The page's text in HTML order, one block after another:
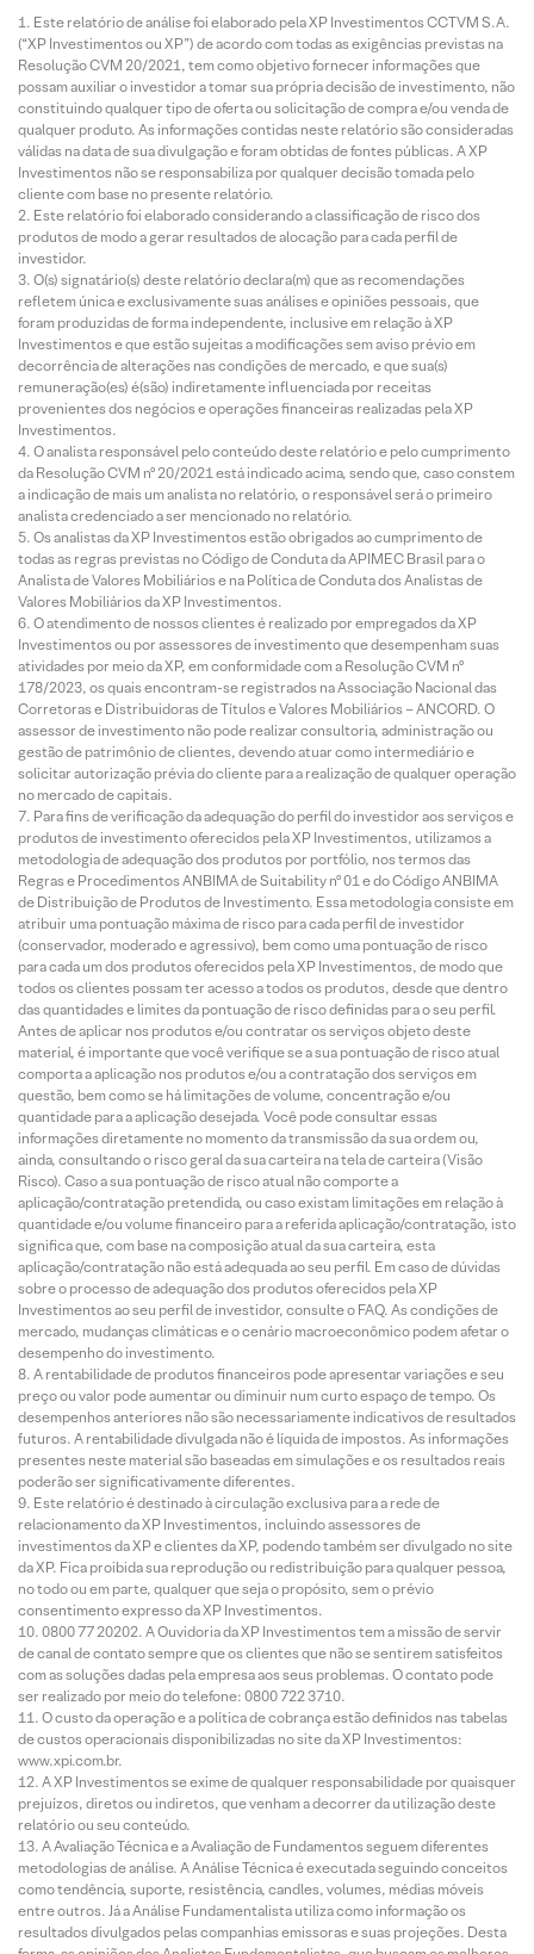
Este relatório de análise foi elaborado pela XP Investimentos CCTVM S.A.
(“XP Investimentos ou XP”) de acordo com todas as exigências previstas na
Resolução CVM 20/2021, tem como objetivo fornecer informações que
possam auxiliar o investidor a tomar sua própria decisão de investimento, não
constituindo qualquer tipo de oferta ou solicitação de compra e/ou venda de
qualquer produto. As informações contidas neste relatório são consideradas
válidas na data de sua divulgação e foram obtidas de fontes públicas. A XP
Investimentos não se responsabiliza por qualquer decisão tomada pelo
cliente com base no presente relatório.
Este relatório foi elaborado considerando a classificação de risco dos
produtos de modo a gerar resultados de alocação para cada perfil de
investidor.
O(s) signatário(s) deste relatório declara(m) que as recomendações
refletem única e exclusivamente suas análises e opiniões pessoais, que
foram produzidas de forma independente, inclusive em relação à XP
Investimentos e que estão sujeitas a modificações sem aviso prévio em
decorrência de alterações nas condições de mercado, e que sua(s)
remuneração(es) é(são) indiretamente influenciada por receitas
provenientes dos negócios e operações financeiras realizadas pela XP
Investimentos.
O analista responsável pelo conteúdo deste relatório e pelo cumprimento
da Resolução CVM nº 20/2021 está indicado acima, sendo que, caso constem
a indicação de mais um analista no relatório, o responsável será o primeiro
analista credenciado a ser mencionado no relatório.
Os analistas da XP Investimentos estão obrigados ao cumprimento de
todas as regras previstas no Código de Conduta da APIMEC Brasil para o
Analista de Valores Mobiliários e na Política de Conduta dos Analistas de
Valores Mobiliários da XP Investimentos.
O atendimento de nossos clientes é realizado por empregados da XP
Investimentos ou por assessores de investimento que desempenham suas
atividades por meio da XP, em conformidade com a Resolução CVM nº
178/2023, os quais encontram-se registrados na Associação Nacional das
Corretoras e Distribuidoras de Títulos e Valores Mobiliários – ANCORD. O
assessor de investimento não pode realizar consultoria, administração ou
gestão de patrimônio de clientes, devendo atuar como intermediário e
solicitar autorização prévia do cliente para a realização de qualquer operação
no mercado de capitais.
Para fins de verificação da adequação do perfil do investidor aos serviços e
produtos de investimento oferecidos pela XP Investimentos, utilizamos a
metodologia de adequação dos produtos por portfólio, nos termos das
Regras e Procedimentos ANBIMA de Suitability nº 01 e do Código ANBIMA
de Distribuição de Produtos de Investimento. Essa metodologia consiste em
atribuir uma pontuação máxima de risco para cada perfil de investidor
(conservador, moderado e agressivo), bem como uma pontuação de risco
para cada um dos produtos oferecidos pela XP Investimentos, de modo que
todos os clientes possam ter acesso a todos os produtos, desde que dentro
das quantidades e limites da pontuação de risco definidas para o seu perfil.
Antes de aplicar nos produtos e/ou contratar os serviços objeto deste
material, é importante que você verifique se a sua pontuação de risco atual
comporta a aplicação nos produtos e/ou a contratação dos serviços em
questão, bem como se há limitações de volume, concentração e/ou
quantidade para a aplicação desejada. Você pode consultar essas
informações diretamente no momento da transmissão da sua ordem ou,
ainda, consultando o risco geral da sua carteira na tela de carteira (Visão
Risco). Caso a sua pontuação de risco atual não comporte a
aplicação/contratação pretendida, ou caso existam limitações em relação à
quantidade e/ou volume financeiro para a referida aplicação/contratação, isto
significa que, com base na composição atual da sua carteira, esta
aplicação/contratação não está adequada ao seu perfil. Em caso de dúvidas
sobre o processo de adequação dos produtos oferecidos pela XP
Investimentos ao seu perfil de investidor, consulte o FAQ. As condições de
mercado, mudanças climáticas e o cenário macroeconômico podem afetar o
desempenho do investimento.
A rentabilidade de produtos financeiros pode apresentar variações e seu
preço ou valor pode aumentar ou diminuir num curto espaço de tempo. Os
desempenhos anteriores não são necessariamente indicativos de resultados
futuros. A rentabilidade divulgada não é líquida de impostos. As informações
presentes neste material são baseadas em simulações e os resultados reais
poderão ser significativamente diferentes.
Este relatório é destinado à circulação exclusiva para a rede de
relacionamento da XP Investimentos, incluindo assessores de
investimentos da XP e clientes da XP, podendo também ser divulgado no site
da XP. Fica proibida sua reprodução ou redistribuição para qualquer pessoa,
no todo ou em parte, qualquer que seja o propósito, sem o prévio
consentimento expresso da XP Investimentos.
0800 77 20202. A Ouvidoria da XP Investimentos tem a missão de servir
de canal de contato sempre que os clientes que não se sentirem satisfeitos
com as soluções dadas pela empresa aos seus problemas. O contato pode
ser realizado por meio do telefone: 0800 722 3710.
O custo da operação e a política de cobrança estão definidos nas tabelas
de custos operacionais disponibilizadas no site da XP Investimentos:
www.xpi.com.br.
A XP Investimentos se exime de qualquer responsabilidade por quaisquer
prejuízos, diretos ou indiretos, que venham a decorrer da utilização deste
relatório ou seu conteúdo.
A Avaliação Técnica e a Avaliação de Fundamentos seguem diferentes
metodologias de análise. A Análise Técnica é executada seguindo conceitos
como tendência, suporte, resistência, candles, volumes, médias móveis
entre outros. Já a Análise Fundamentalista utiliza como informação os
resultados divulgados pelas companhias emissoras e suas projeções. Desta